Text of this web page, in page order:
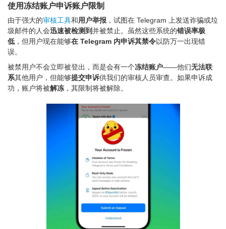
使用冻结账户申诉账户限制
由于强大的审核工具和用户举报 ，试图在 Telegram 上发送诈骗或垃
圾邮件的人会迅速被检测到并被禁止。虽然这些系统的错误率极
低 ，但用户现在能够在 Telegram 内申诉其禁令以防万一出现错
误。
被禁用户不会立即被登出，而是会有一个冻结账户——他们无法联
系其他用户，但能够提交申诉供我们的审核人员审查。如果申诉成
功，账户将被解冻 ，其限制将被解除。